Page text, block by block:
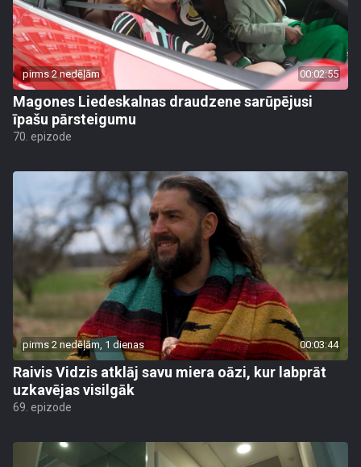
pirms 2 nedēļām 00:02:55
Magones Liedeskalnas draudzene sarūpējusi
īpašu pārsteigumu
70. epizode
pirms 2 nedēļām, 1 dienas 00:03:44
Raivis Vidzis atklāj savu miera oāzi, kur labprāt
uzkavējas visilgāk
69. epizode